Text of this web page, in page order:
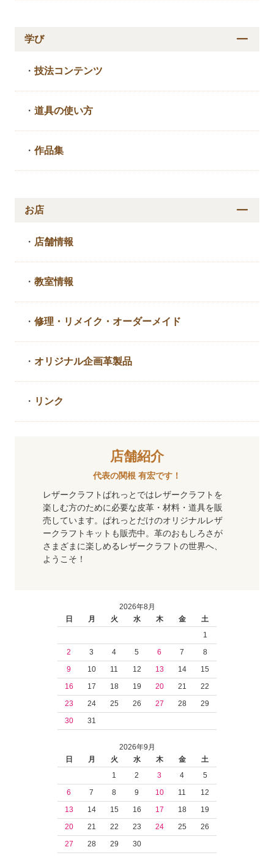
学び
・技法コンテンツ
・道具の使い方
・作品集
お店
・ 店舗情報
・教室情報
・修理・リメイク・ オーダーメイド
・ オリジナル企画革製品
・ リンク
店舗紹介
代表の関根 有宏です！
レザークラフトぱれっとではレザークラフトを
楽しむ方のために必要な皮革・材料・道具を販
売しています。ぱれっとだけのオリジナルレザ
ークラフトキットも販売中。革のおもしろさが
さまざまに楽しめるレザークラフトの世界へ、
ようこそ！
2026年8月
日
月 火 水 木 金
土
1
2
3 4 5 6 7
8
9
10 11 12 13 14
15
16
17 18 19 20 21
22
23
24 25 26 27 28
29
30
31
2026年9月
日
月 火 水 木 金
土
1
2 3 4
5
6
7 8 9 10 11
12
13
14 15 16 17 18
19
20
21 22 23 24 25
26
27
28 29 30